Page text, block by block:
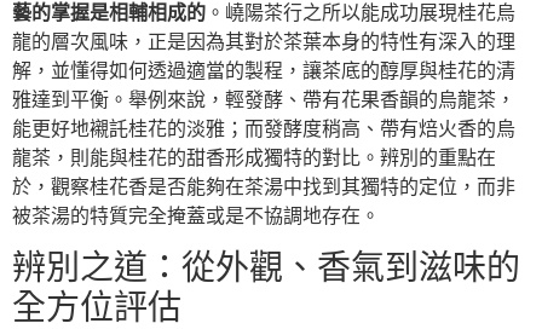
藝的掌握是相輔相成的 。嶢陽茶行之所以能成功展現桂花烏
龍的層次風味，正是因為其對於茶葉本身的特性有深入的理
解，並懂得如何透過適當的製程，讓茶底的醇厚與桂花的清
雅達到平衡。舉例來說，輕發酵、帶有花果香韻的烏龍茶，
能更好地襯託桂花的淡雅；而發酵度稍高、帶有焙火香的烏
龍茶，則能與桂花的甜香形成獨特的對比。辨別的重點在
於，觀察桂花香是否能夠在茶湯中找到其獨特的定位，而非
被茶湯的特質完全掩蓋或是不協調地存在。
辨別之道：從外觀、香氣到滋味的
全方位評估